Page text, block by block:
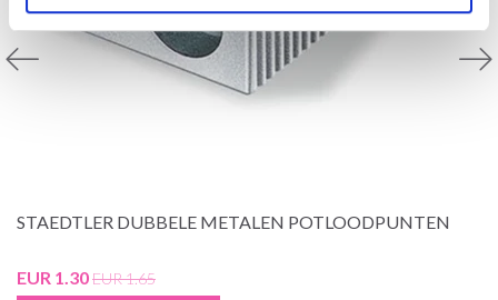
STAEDTLER DUBBELE METALEN POTLOODPUNTEN
EUR 1.30EUR 1.65